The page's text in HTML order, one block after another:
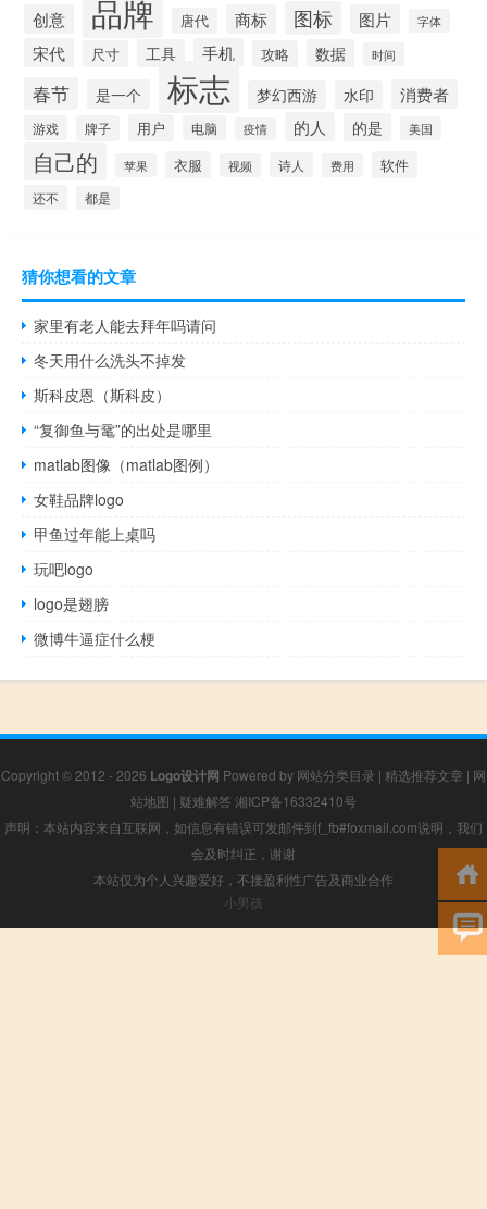
创意 品牌 唐代 商标 图标 图片 字体
宋代 尺寸 工具 手机 攻略 数据 时间
春节 是一个 标志 梦幻西游 水印 消费者
游戏 牌子 用户 电脑 疫情 的人 的是 美国
自己的 苹果 衣服 视频 诗人 费用 软件
还不 都是
猜你想看的文章
家里有老人能去拜年吗请问
冬天用什么洗头不掉发
斯科皮恩（斯科皮）
“复御鱼与鼋”的出处是哪里
matlab图像（matlab图例）
女鞋品牌logo
甲鱼过年能上桌吗
玩吧logo
logo是翅膀
微博牛逼症什么梗
Copyright © 2012 - 2026 Logo设计网 Powered by 网站分类目录 | 精选推荐文章 | 网
站地图 | 疑难解答 湘ICP备16332410号
声明：本站内容来自互联网，如信息有错误可发邮件到f_fb#foxmail.com说明，我们
会及时纠正，谢谢
本站仅为个人兴趣爱好，不接盈利性广告及商业合作
小男孩